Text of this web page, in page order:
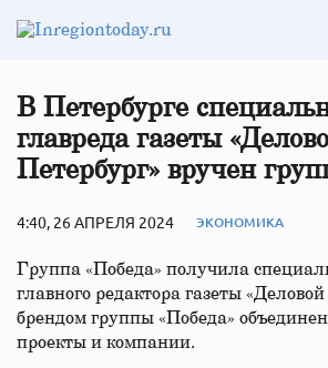
В Петербурге
главреда газеты
Петербург» вручен
4:40, 26 АПРЕЛЯ 2024 ЭКОНОМИКА
Группа «Победа» получила
главного редактора газеты
брендом группы «Победа»
проекты и компании.